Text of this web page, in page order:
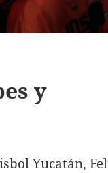
y
Yucatán,